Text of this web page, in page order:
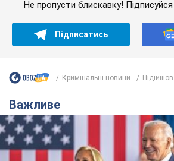
Дружина тяжкохворого Джо
перший симптом, який